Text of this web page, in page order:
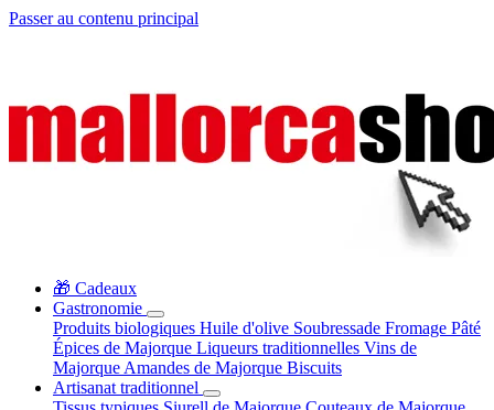
Passer au contenu principal
🎁 Cadeaux
Gastronomie
Produits biologiques Huile d'olive Soubressade Fromage Pâté
Épices de Majorque Liqueurs traditionnelles Vins de
Majorque Amandes de Majorque Biscuits
Artisanat traditionnel